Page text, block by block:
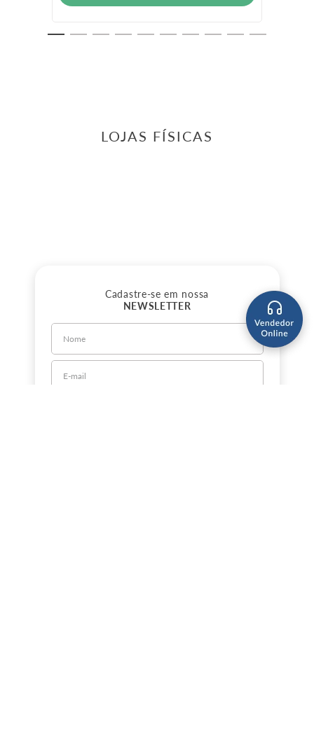
LOJAS FÍSICAS
Cadastre-se em nossa
NEWSLETTER